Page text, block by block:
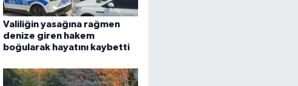
Valiliğin yasağına rağmen
denize giren hakem
boğularak hayatını kaybetti